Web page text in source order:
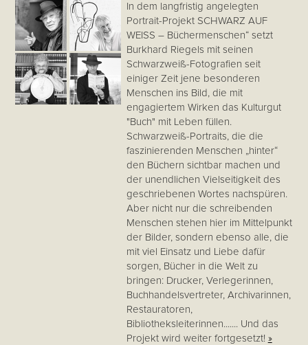
In dem langfristig angelegten
Portrait-Projekt SCHWARZ AUF
WEISS – Büchermenschen“ setzt
Burkhard Riegels mit seinen
Schwarzweiß-Fotografien seit
einiger Zeit jene besonderen
Menschen ins Bild, die mit
engagiertem Wirken das Kulturgut
"Buch" mit Leben füllen.
Schwarzweiß-Portraits, die die
faszinierenden Menschen „hinter“
den Büchern sichtbar machen und
der unendlichen Vielseitigkeit des
geschriebenen Wortes nachspüren.
Aber nicht nur die schreibenden
Menschen stehen hier im Mittelpunkt
der Bilder, sondern ebenso alle, die
mit viel Einsatz und Liebe dafür
sorgen, Bücher in die Welt zu
bringen: Drucker, Verlegerinnen,
Buchhandelsvertreter, Archivarinnen,
Restauratoren,
Bibliotheksleiterinnen....... Und das
Projekt wird weiter fortgesetzt! »